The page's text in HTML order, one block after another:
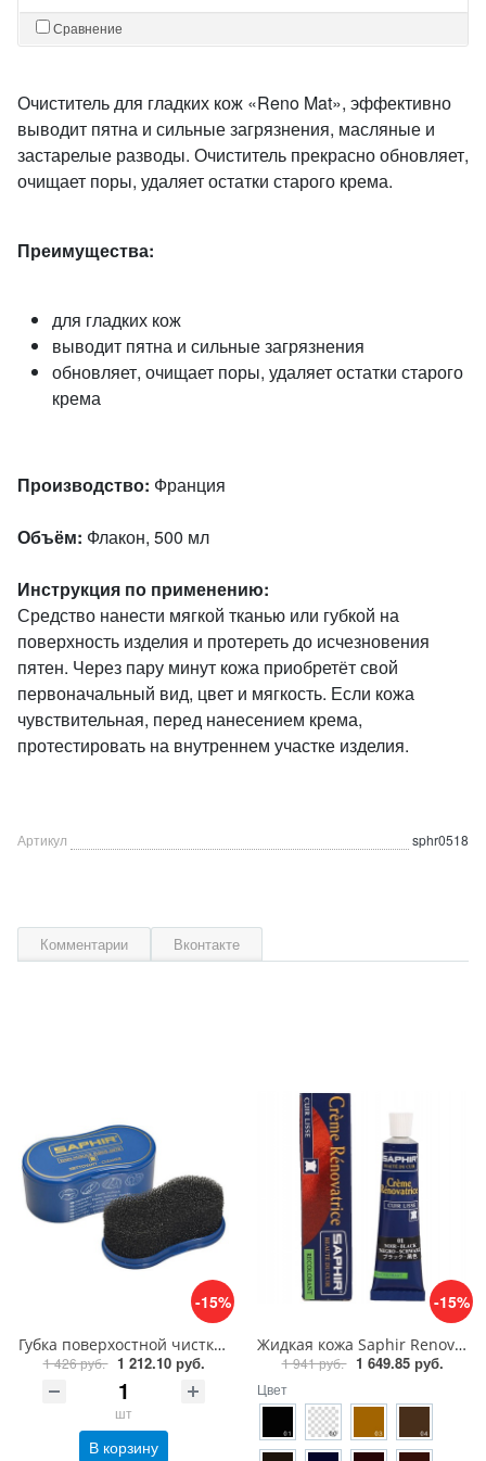
Сравнение
Очиститель для гладких кож «Reno Mat», эффективно
выводит пятна и сильные загрязнения, масляные и
застарелые разводы. Очиститель прекрасно обновляет,
очищает поры, удаляет остатки старого крема.
Преимущества:
для гладких кож
выводит пятна и сильные загрязнения
обновляет, очищает поры, удаляет остатки старого
крема
Производство: Франция
Объём: Флакон, 500 мл
Инструкция по применению:
Средство нанести мягкой тканью или губкой на
поверхность изделия и протереть до исчезновения
пятен. Через пару минут кожа приобретёт свой
первоначальный вид, цвет и мягкость. Если кожа
чувствительная, перед нанесением крема,
протестировать на внутреннем участке изделия.
Артикул sphr0518
Комментарии Вконтакте
-15%
Губка поверхостной чистки замши, велюра Saphir Nettoyant cleaner
1 426 руб. 1 212.10 руб.
шт
В корзину
-15%
Жидкая кожа Saphir Renovatrice крем восстановитель, 25 мл
1 941 руб. 1 649.85 руб.
Цвет